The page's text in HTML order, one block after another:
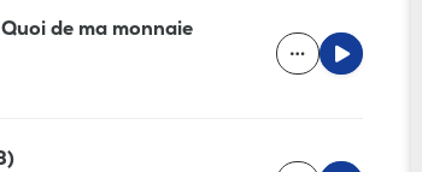
de ma monnaie